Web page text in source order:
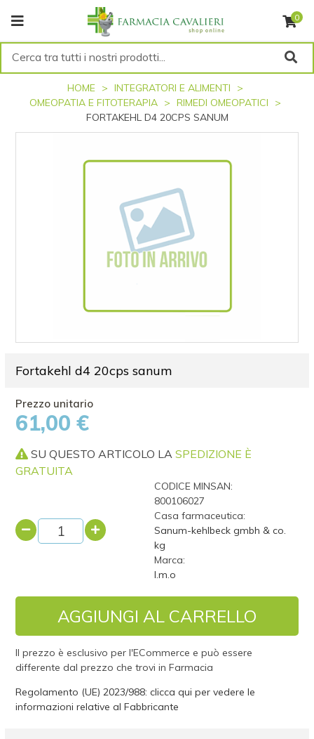
0
HOME
INTEGRATORI E ALIMENTI
OMEOPATIA E FITOTERAPIA
RIMEDI OMEOPATICI
FORTAKEHL D4 20CPS SANUM
Fortakehl d4 20cps sanum
61,00 €
SU QUESTO ARTICOLO LASPEDIZIONE È
GRATUITA
CODICE MINSAN:
800106027
Casa farmaceutica:
Sanum-kehlbeck gmbh & co.
kg
Marca:
I.m.o
AGGIUNGI AL CARRELLO
Il prezzo è esclusivo per l'ECommerce e può essere
differente dal prezzo che trovi in Farmacia
Regolamento (UE) 2023/988: clicca qui per vedere le
informazioni relative al Fabbricante